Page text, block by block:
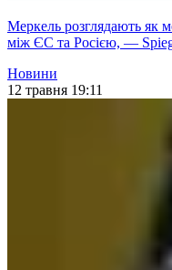
Меркель розглядають як
між ЄС та Росією, —
Новини
12 травня 19:11